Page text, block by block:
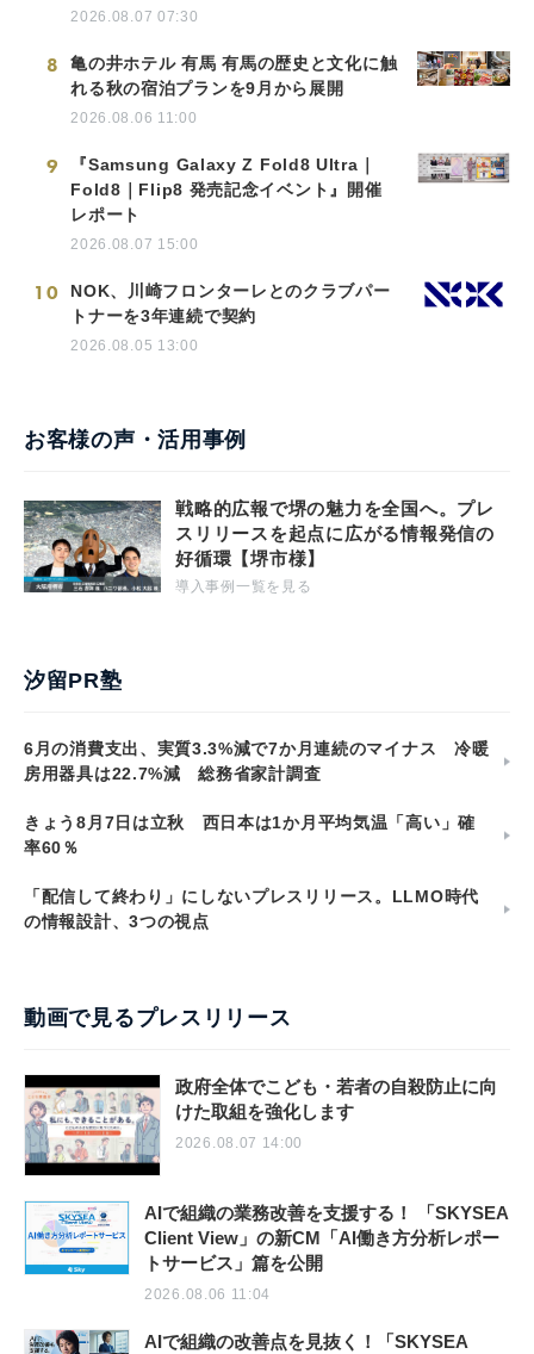
2026.08.07 07:30
8
亀の井ホテル 有馬 有馬の歴史と文化に触
れる秋の宿泊プランを9月から展開
2026.08.06 11:00
9
『Samsung Galaxy Z Fold8 Ultra｜
Fold8｜Flip8 発売記念イベント』開催
レポート
2026.08.07 15:00
10
NOK、川崎フロンターレとのクラブパー
トナーを3年連続で契約
2026.08.05 13:00
お客様の声・活用事例
戦略的広報で堺の魅力を全国へ。プレ
スリリースを起点に広がる情報発信の
好循環【堺市様】
導入事例一覧を見る
汐留PR塾
6月の消費支出、実質3.3%減で7か月連続のマイナス 冷暖
房用器具は22.7%減 総務省家計調査
きょう8月7日は立秋 西日本は1か月平均気温「高い」確
率60％
「配信して終わり」にしないプレスリリース。LLMO時代
の情報設計、3つの視点
動画で見るプレスリリース
政府全体でこども・若者の自殺防止に向
けた取組を強化します
2026.08.07 14:00
AIで組織の業務改善を支援する！ 「SKYSEA
Client View」の新CM「AI働き方分析レポー
トサービス」篇を公開
2026.08.06 11:04
AIで組織の改善点を見抜く！「SKYSEA